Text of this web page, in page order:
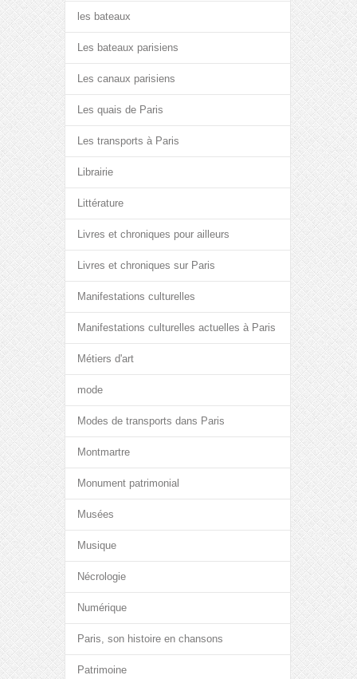
les bateaux
Les bateaux parisiens
Les canaux parisiens
Les quais de Paris
Les transports à Paris
Librairie
Littérature
Livres et chroniques pour ailleurs
Livres et chroniques sur Paris
Manifestations culturelles
Manifestations culturelles actuelles à Paris
Métiers d'art
mode
Modes de transports dans Paris
Montmartre
Monument patrimonial
Musées
Musique
Nécrologie
Numérique
Paris, son histoire en chansons
Patrimoine